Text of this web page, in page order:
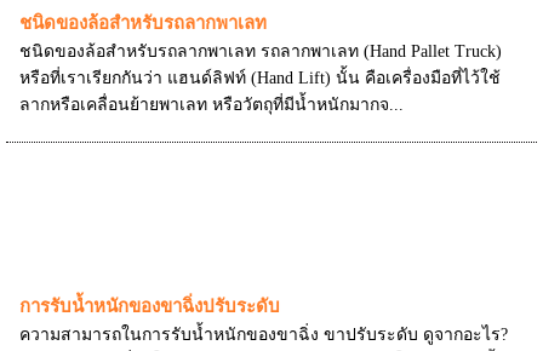
ชนิดของล้อสำหรับรถลากพาเลท
ชนิดของล้อสำหรับรถลากพาเลท รถลากพาเลท (Hand Pallet Truck)
หรือที่เราเรียกกันว่า แฮนด์ลิฟท์ (Hand Lift) นั้น คือเครื่องมือที่ไว้ใช้
ลากหรือเคลื่อนย้ายพาเลท หรือวัตถุที่มีน้ำหนักมากจ...
การรับน้ำหนักของขาฉิ่งปรับระดับ
ความสามารถในการรับน้ำหนักของขาฉิ่ง ขาปรับระดับ ดูจากอะไร?